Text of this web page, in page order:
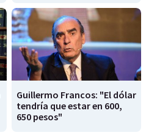
Guillermo Francos: "El dólar
tendría que estar en 600,
650 pesos"